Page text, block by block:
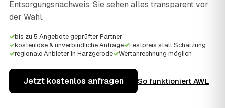
Entsorgungsnachweis. Sie sehen alles transparent vor
der Wahl.
✓bis zu 5 Angebote geprüfter Partner
✓kostenlose & unverbindliche Anfrage✓Festpreis statt Schätzung
✓regionale Anbieter in Harzgerode✓Wertanrechnung möglich
Jetzt kostenlos anfragen So funktioniert AWL